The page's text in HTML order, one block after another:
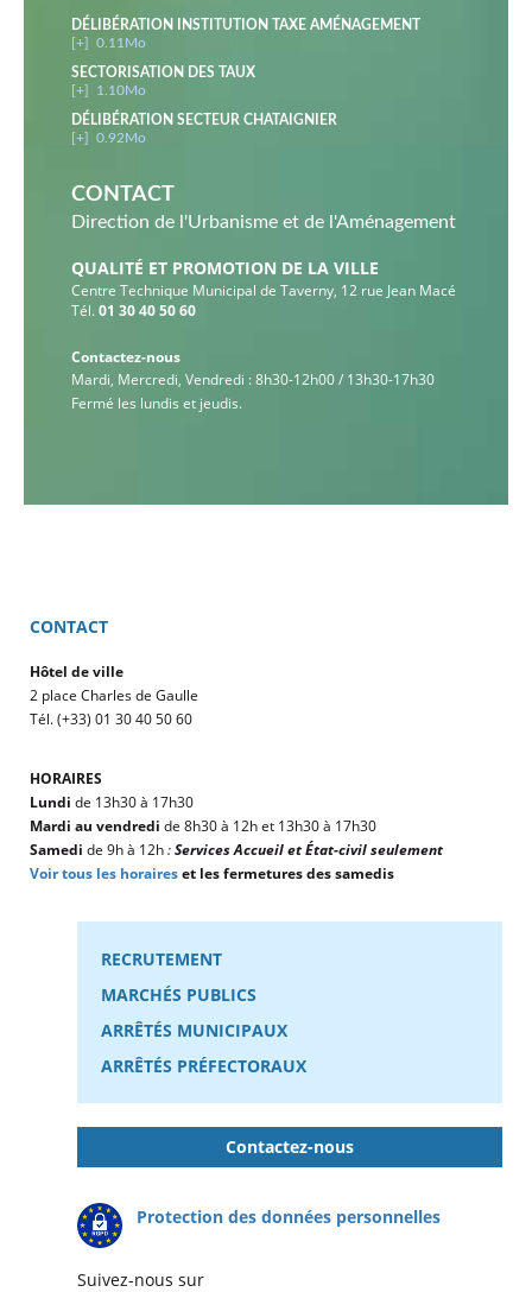
DÉLIBÉRATION INSTITUTION TAXE AMÉNAGEMENT
[+]
0.11Mo
SECTORISATION DES TAUX
[+]
1.10Mo
DÉLIBÉRATION SECTEUR CHATAIGNIER
[+]
0.92Mo
CONTACT
Direction de l'Urbanisme et de l'Aménagement
QUALITÉ ET PROMOTION DE LA VILLE
Centre Technique Municipal de Taverny, 12 rue Jean Macé
Tél.01 30 40 50 60
Contactez-nous
Mardi, Mercredi, Vendredi : 8h30-12h00 / 13h30-17h30
Fermé les lundis et jeudis.
CONTACT
Hôtel de ville
2 place Charles de Gaulle
Tél. (+33) 01 30 40 50 60
HORAIRES
Lundi de 13h30 à 17h30
Mardi au vendredi de 8h30 à 12h et 13h30 à 17h30
Samedi de 9h à 12h:Services Accueil et État-civil seulement
Voir tous les horaireset les fermetures des samedis
RECRUTEMENT
MARCHÉS PUBLICS
ARRÊTÉS MUNICIPAUX
ARRÊTÉS PRÉFECTORAUX
Contactez-nous
Protection des données personnelles
Suivez-nous sur